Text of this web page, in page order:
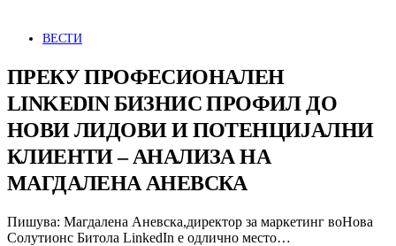
ВЕСТИ
ПРЕКУ ПРОФЕСИОНАЛЕН
LINKEDIN БИЗНИС ПРОФИЛ ДО
НОВИ ЛИДОВИ И ПОТЕНЦИЈАЛНИ
КЛИЕНТИ – АНАЛИЗА НА
МАГДАЛЕНА АНЕВСКА
Пишува: Магдалена Аневска,директор за маркетинг воНова
Солутионс Битола LinkedIn е одлично место…